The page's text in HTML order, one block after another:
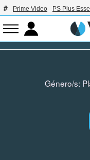
Prime Video PS Plus
Género/s: